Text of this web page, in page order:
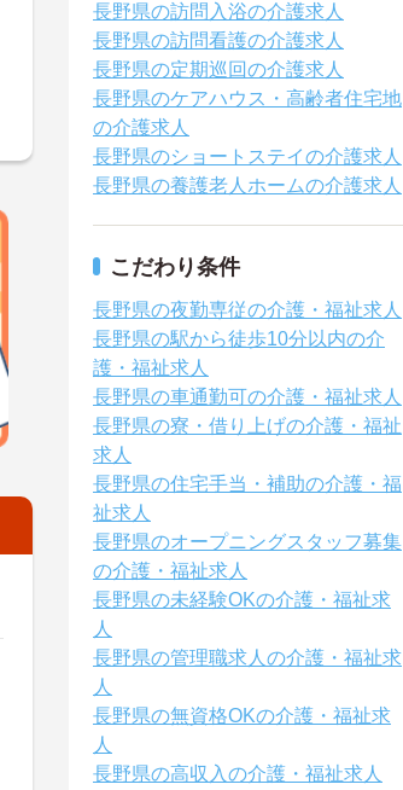
長野県の訪問入浴の介護求人
長野県の訪問看護の介護求人
長野県の定期巡回の介護求人
長野県のケアハウス・高齢者住宅地
の介護求人
長野県のショートステイの介護求人
長野県の養護老人ホームの介護求人
こだわり条件
長野県の夜勤専従の介護・福祉求人
長野県の駅から徒歩10分以内の介
護・福祉求人
長野県の車通勤可の介護・福祉求人
長野県の寮・借り上げの介護・福祉
求人
長野県の住宅手当・補助の介護・福
祉求人
長野県のオープニングスタッフ募集
の介護・福祉求人
長野県の未経験OKの介護・福祉求
人
長野県の管理職求人の介護・福祉求
人
長野県の無資格OKの介護・福祉求
人
長野県の高収入の介護・福祉求人